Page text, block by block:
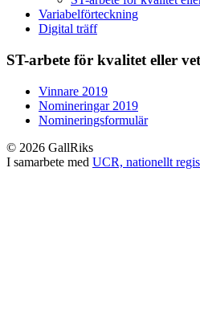
Variabelförteckning
Digital träff
ST-arbete för kvalitet eller
Vinnare 2019
Nomineringar 2019
Nomineringsformulär
© 2026 GallRiks
I samarbete med UCR, nationellt